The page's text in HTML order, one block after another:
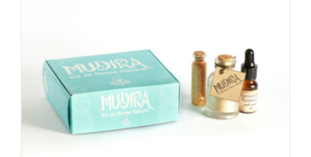
DETALLES